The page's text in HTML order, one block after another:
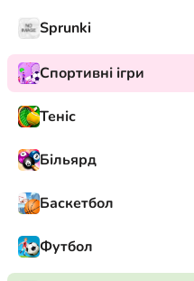
Sprunki
Спортивні ігри
Теніс
Більярд
Баскетбол
Футбол